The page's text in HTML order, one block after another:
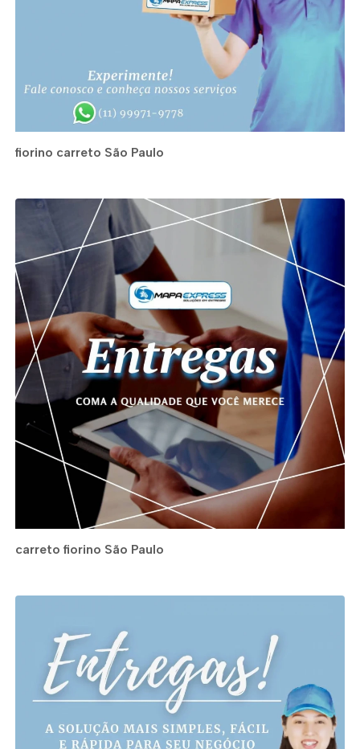
fiorino carreto São Paulo
carreto fiorino São Paulo